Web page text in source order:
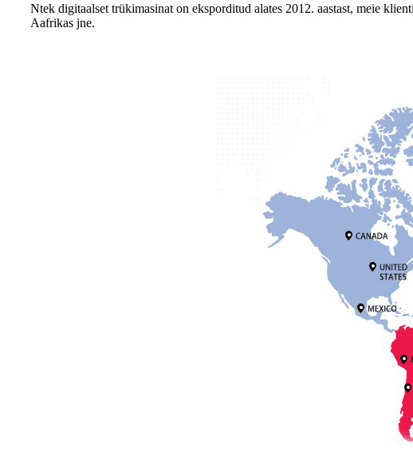
Ntek digitaalset trükimasinat on eksporditud alates 2012. aastast, meie
Aafrikas jne.